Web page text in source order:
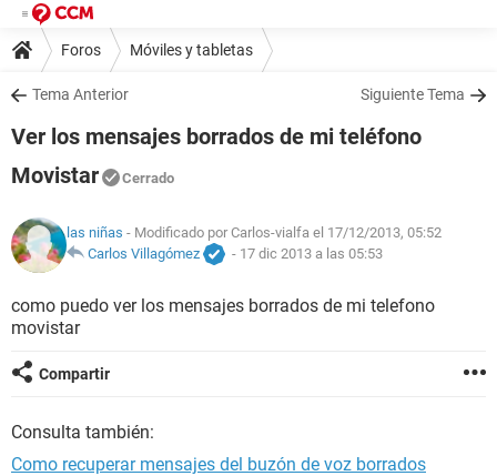
Foros Móviles y tabletas
Tema Anterior Siguiente Tema
Ver los mensajes borrados de mi teléfono
Movistar
Cerrado
las niñas - Modificado por Carlos-vialfa el 17/12/2013, 05:52
Carlos Villagómez
- 17 dic 2013 a las 05:53
como puedo ver los mensajes borrados de mi telefono
movistar
Compartir
Consulta también:
Como recuperar mensajes del buzón de voz borrados